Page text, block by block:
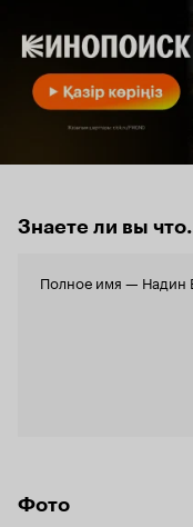
Знаете ли вы
Полное имя — Надин
Фото